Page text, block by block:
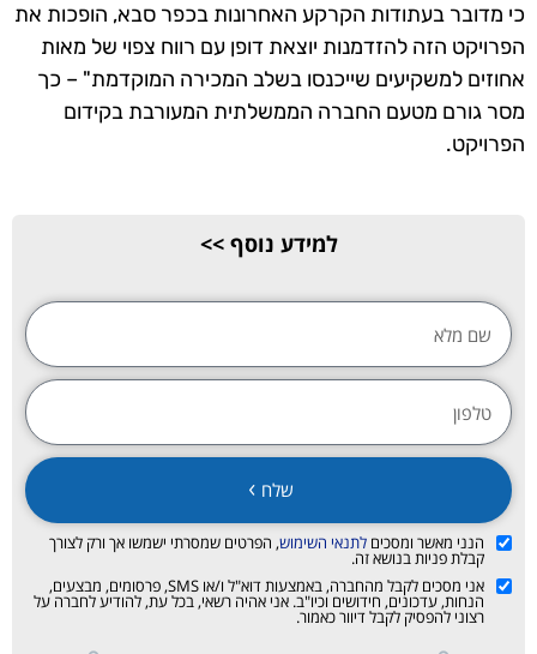
כי מדובר בעתודות הקרקע האחרונות בכפר סבא, הופכות את
הפרויקט הזה להזדמנות יוצאת דופן עם רווח צפוי של מאות
אחוזים למשקיעים שייכנסו בשלב המכירה המוקדמת" – כך
מסר גורם מטעם החברה הממשלתית המעורבת בקידום
הפרויקט.
למידע נוסף >>
הנני מאשר ומסכים לתנאי השימוש, הפרטים שמסרתי ישמשו אך ורק לצורך
קבלת פניות בנושא זה.
אני מסכים לקבל מהחברה, באמצעות דוא"ל ו/או SMS, פרסומים, מבצעים,
הנחות, עדכונים, חידושים וכיו"ב. אני אהיה רשאי, בכל עת, להודיע לחברה על
רצוני להפסיק לקבל דיוור כאמור.
שלח